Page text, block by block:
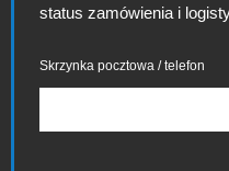
status zamówienia i
Skrzynka pocztowa / telefon